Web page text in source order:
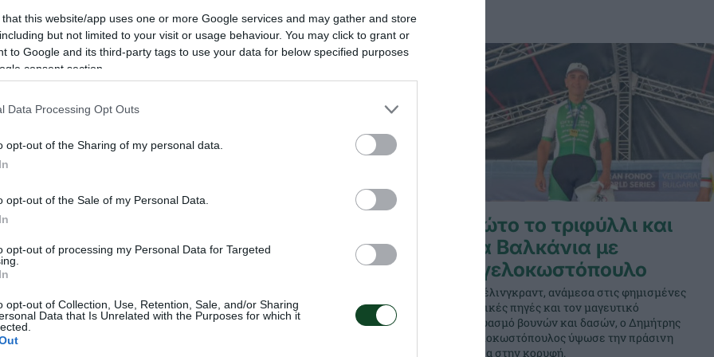
that this website/app uses one or more Google services and may gather and store
but not limited to your visit or usage behaviour. You may click to grant or
to Google and its third-party tags to use your data for below specified purposes
consent section.
Data Processing Opt Outs
opt-out of the Sharing of my personal data.
opt-out of the Sale of my Personal Data.
opt-out of processing my Personal Data for Targeted
opt-out of Collection, Use, Retention, Sale, and/or Sharing
Data that Is Unrelated with the Purposes for which it
απόβαση» και
αγώνα ατομικής
ο οποίος έλαβε χώρα στην
Πανελληνίου
πρωταθλήματος ο
Μεγάλη επιτυχία για το τριφύλλι στην Πύλη
Τρικάλων, όπου πραγματοποιήθηκε με
Πρώτο το τριφύλλι και
στα Βαλκάνια με
Αγγελοκωστόπουλο
Στο Βέλινγκραντ, ανάμεσα στις φημισμένες
ιαματικές πηγές και τον μαγευτικό
συνδυασμό βουνών και δασών, ο Δημήτρης
Αγγελοκωστόπουλος ύψωσε την πράσινη
σημαία στην κορυφή.